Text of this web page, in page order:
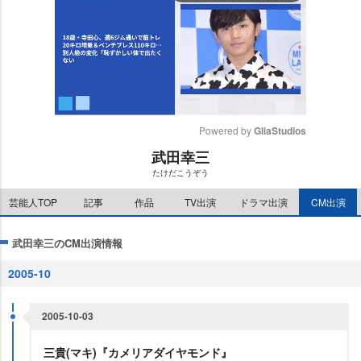
e
Powered by GliaStudios
武田幸三
たけだこうぞう
芸能人TOP 記事 作品 TV出演 ドラマ出演 CM出演
武田幸三のCM出演情報
2005-10
2005-10-03
三貴(マキ)『カメリアダイヤモンド』